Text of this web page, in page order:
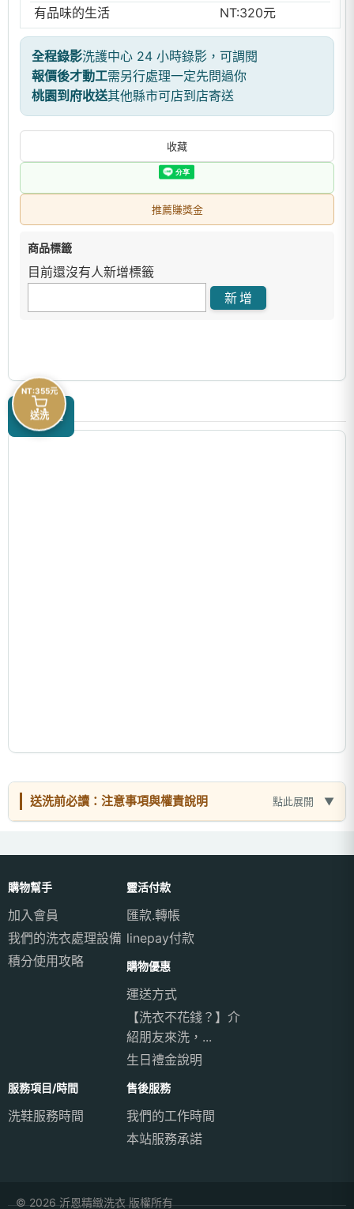
有品味的生活
NT:320元
全程錄影洗護中心 24 小時錄影，可調閱
報價後才動工需另行處理一定先問過你
桃園到府收送其他縣市可店到店寄送
收藏
推薦賺獎金
商品標籤
目前還沒有人新增標籤
商品描述
送洗前必讀：注意事項與權責說明 點此展開
購物幫手
加入會員
我們的洗衣處理設備
積分使用攻略
靈活付款
匯款.轉帳
linepay付款
購物優惠
運送方式
【洗衣不花錢？】介
紹朋友來洗，...
生日禮金說明
服務項目/時間
洗鞋服務時間
售後服務
我們的工作時間
本站服務承諾
© 2026 沂恩精緻洗衣 版權所有
NT:355元
送洗